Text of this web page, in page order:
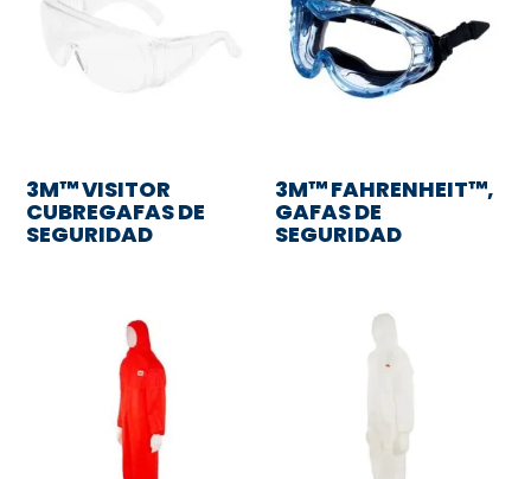
3M™ VISITOR
CUBREGAFAS DE
SEGURIDAD
3M™ FAHRENHEIT™,
GAFAS DE
SEGURIDAD